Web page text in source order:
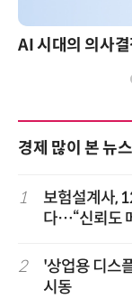
경제 많이 본 뉴스
1
보험설계사,
다…“신뢰도
2
'상업용 디스
시동